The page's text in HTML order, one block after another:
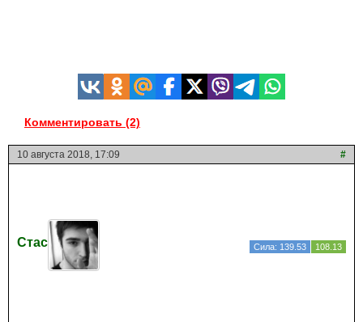
Комментировать (2)
10 августа 2018, 17:09 #
Стас Сила: 139.53 108.13